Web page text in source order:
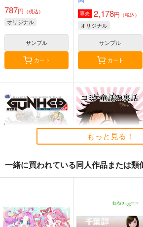
787円 （税込）
オリジナル
サンプル
カート
専売 2,178円 （税込）
オリジナル
サンプル
カート
ド」上巻
太陽系旅団
もっと見る！
一緒に買われている同人作品または類